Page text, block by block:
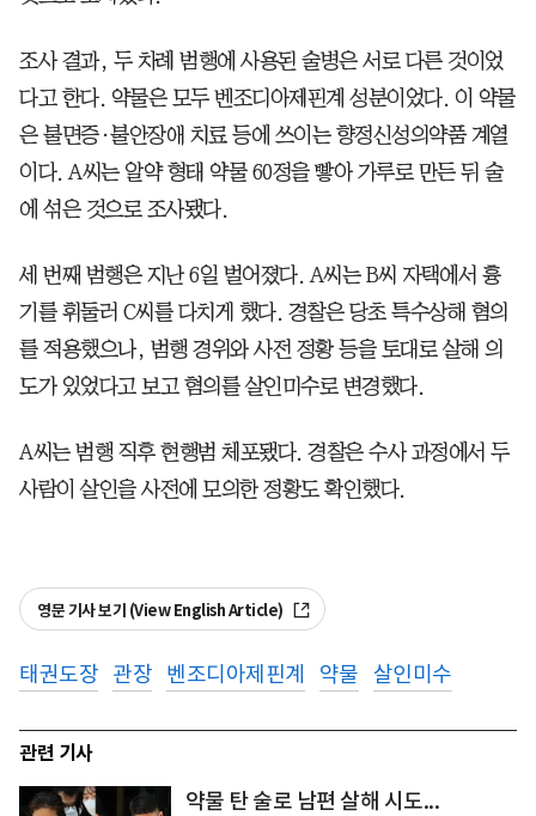
조사 결과, 두 차례 범행에 사용된 술병은 서로 다른 것이었
다고 한다. 약물은 모두 벤조디아제핀계 성분이었다. 이 약물
은 불면증·불안장애 치료 등에 쓰이는 향정신성의약품 계열
이다. A씨는 알약 형태 약물 60정을 빻아 가루로 만든 뒤 술
에 섞은 것으로 조사됐다.
세 번째 범행은 지난 6일 벌어졌다. A씨는 B씨 자택에서 흉
기를 휘둘러 C씨를 다치게 했다. 경찰은 당초 특수상해 혐의
를 적용했으나, 범행 경위와 사전 정황 등을 토대로 살해 의
도가 있었다고 보고 혐의를 살인미수로 변경했다.
A씨는 범행 직후 현행범 체포됐다. 경찰은 수사 과정에서 두
사람이 살인을 사전에 모의한 정황도 확인했다.
영문 기사 보기 (View English Article)
태권도장 관장 벤조디아제핀계 약물 살인미수
관련 기사
약물 탄 술로 남편 살해 시도...